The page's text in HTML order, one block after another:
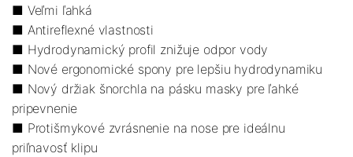
■ Veľmi ľahká
■ Antireflexné vlastnosti
■ Hydrodynamický profil znižuje odpor vody
■ Nové ergonomické spony pre lepšiu hydrodynamiku
■ Nový držiak šnorchla na pásku masky pre ľahké
pripevnenie
■ Protišmykové zvrásnenie na nose pre ideálnu
priľnavosť klipu